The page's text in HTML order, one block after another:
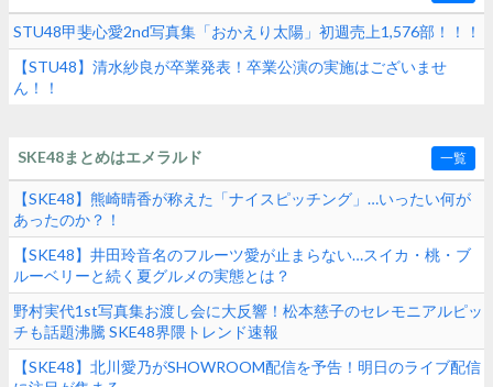
STU48甲斐心愛2nd写真集「おかえり太陽」初週売上1,576部！！！
【STU48】清水紗良が卒業発表！卒業公演の実施はございませ
ん！！
SKE48まとめはエメラルド 一覧
【SKE48】熊崎晴香が称えた「ナイスピッチング」…いったい何が
あったのか？！
【SKE48】井田玲音名のフルーツ愛が止まらない…スイカ・桃・ブ
ルーベリーと続く夏グルメの実態とは？
野村実代1st写真集お渡し会に大反響！松本慈子のセレモニアルピッ
チも話題沸騰 SKE48界隈トレンド速報
【SKE48】北川愛乃がSHOWROOM配信を予告！明日のライブ配信